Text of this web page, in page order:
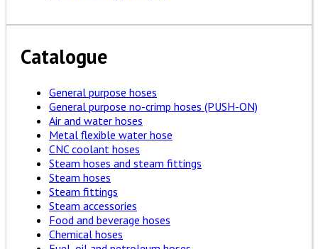
Catalogue
General purpose hoses
General purpose no-crimp hoses (PUSH-ON)
Air and water hoses
Metal flexible water hose
CNC coolant hoses
Steam hoses and steam fittings
Steam hoses
Steam fittings
Steam accessories
Food and beverage hoses
Chemical hoses